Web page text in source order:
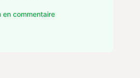
en commentaire